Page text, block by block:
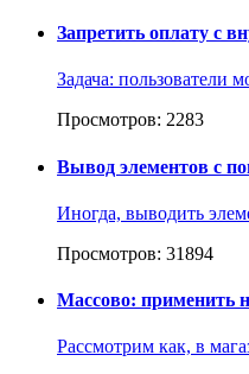
Запретить оплату с
Задача: пользователи
Просмотров: 2283
Вывод элементов с
Иногда, выводить
Просмотров: 31894
Массово: применить
Рассмотрим как, в